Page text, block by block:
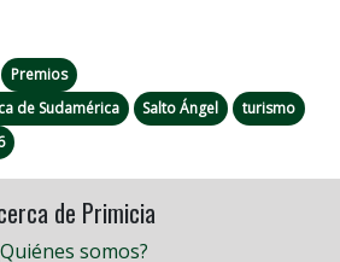
Premios
de Sudamérica
Salto Ángel
turismo
de Primicia
somos?